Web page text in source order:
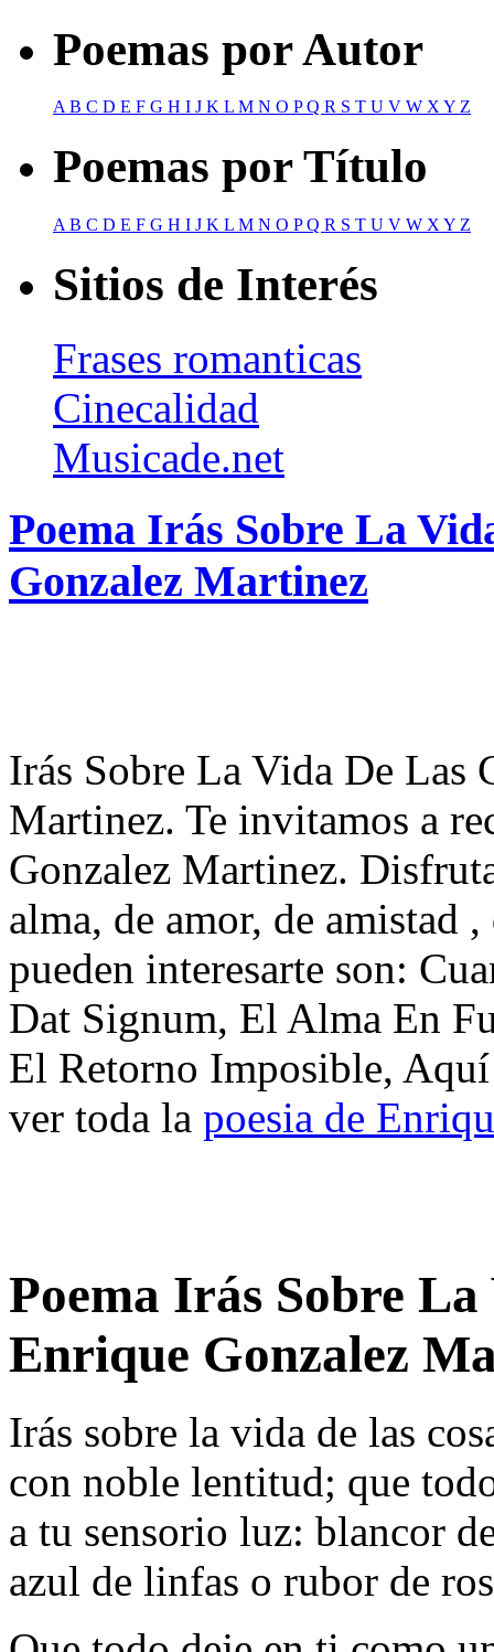
Poemas por Autor
AB C D E F G H I J K L M N O PQ R S T U V W XY Z
Poemas por Título
A B C D E F G H I J K L M N O PQ R S T U V W X Y Z
Sitios de Interés
Frases romanticas
Cinecalidad
Musicade.net
Poema Irás Sobre La
Gonzalez Martinez
Irás Sobre La Vida De Las
Martinez. Te invitamos a
Gonzalez Martinez.
alma, de amor, de amistad
pueden interesarte son:
Dat Signum, El Alma En
El Retorno Imposible, Aquí
ver toda la poesia de
Poema Irás Sobre La
Enrique Gonzalez
Irás sobre la vida de las
con noble lentitud; que
a tu sensorio luz: blancor
azul de linfas o rubor de